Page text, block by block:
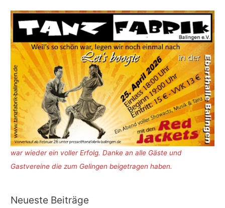
war wieder ein voller Erfolg. Danke an alle Gäste und
Gastvereine die zum Gelingen beigetragen haben.
Neueste Beiträge